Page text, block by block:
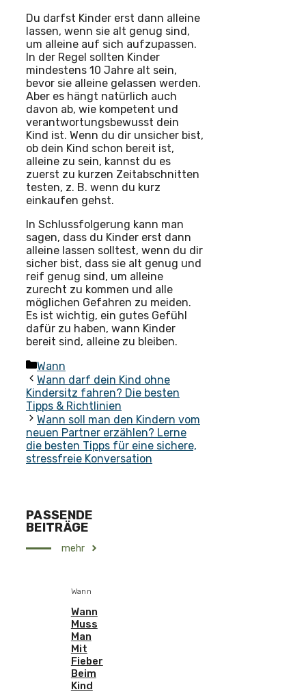
Du darfst Kinder erst dann alleine
lassen, wenn sie alt genug sind,
um alleine auf sich aufzupassen.
In der Regel sollten Kinder
mindestens 10 Jahre alt sein,
bevor sie alleine gelassen werden.
Aber es hängt natürlich auch
davon ab, wie kompetent und
verantwortungsbewusst dein
Kind ist. Wenn du dir unsicher bist,
ob dein Kind schon bereit ist,
alleine zu sein, kannst du es
zuerst zu kurzen Zeitabschnitten
testen, z. B. wenn du kurz
einkaufen gehst.
In Schlussfolgerung kann man
sagen, dass du Kinder erst dann
alleine lassen solltest, wenn du dir
sicher bist, dass sie alt genug und
reif genug sind, um alleine
zurecht zu kommen und alle
möglichen Gefahren zu meiden.
Es ist wichtig, ein gutes Gefühl
dafür zu haben, wann Kinder
bereit sind, alleine zu bleiben.
Kategorien
Wann
Wann darf dein Kind ohne
Kindersitz fahren? Die besten
Tipps & Richtlinien
Wann soll man den Kindern vom
neuen Partner erzählen? Lerne
die besten Tipps für eine sichere,
stressfreie Konversation
PASSENDE
BEITRÄGE
mehr
Wann
Wann
Muss
Man
Mit
Fieber
Beim
Kind